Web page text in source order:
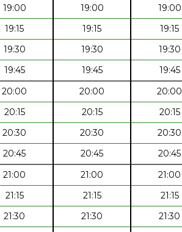
19:00 19:00 19:00
19:15 19:15 19:15
19:30 19:30 19:30
19:45 19:45 19:45
20:00 20:00 20:00
20:15 20:15 20:15
20:30 20:30 20:30
20:45 20:45 20:45
21:00 21:00 21:00
21:15 21:15 21:15
21:30 21:30 21:30